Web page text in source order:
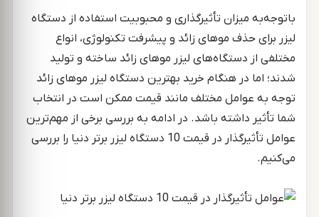
باتوجه‌به میزان تأثیرگذاری و محبوبیت استفاده از دستگاه
لیزر برای حذف موهای زائد و پیشرفت تکنولوژی، انواع
مختلفی از دستگاه‌های لیزر موهای زائد ساخته و تولید
شدند؛ اما در هنگام خرید بهترین دستگاه لیزر موهای زائد
توجه به عوامل مختلف مانند قیمت ممکن است در انتخاب
شما تأثیر داشته باشد. در ادامه به بررسی برخی از مهم‌ترین
عوامل تأثیرگذار در قیمت 10 دستگاه لیزر برتر دنیا را بررسی
می‌کنیم.